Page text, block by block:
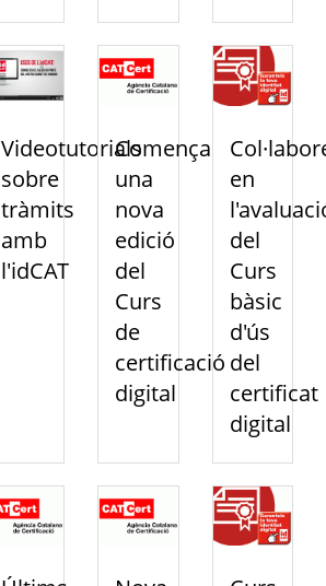
Videotutorials
sobre
tràmits
amb
l'idCAT
Comença
una
nova
edició
del
Curs
de
certificació
digital
en
del
Curs
bàsic
d'ús
del
certificat
digital